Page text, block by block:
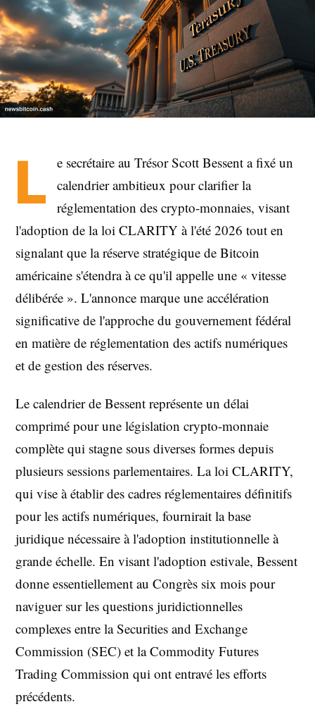
L
e secrétaire au Trésor Scott Bessent a fixé un
calendrier ambitieux pour clarifier la
réglementation des crypto-monnaies, visant
l'adoption de la loi CLARITY à l'été 2026 tout en
signalant que la réserve stratégique de Bitcoin
américaine s'étendra à ce qu'il appelle une « vitesse
délibérée ». L'annonce marque une accélération
significative de l'approche du gouvernement fédéral
en matière de réglementation des actifs numériques
et de gestion des réserves.
Le calendrier de Bessent représente un délai
comprimé pour une législation crypto-monnaie
complète qui stagne sous diverses formes depuis
plusieurs sessions parlementaires. La loi CLARITY,
qui vise à établir des cadres réglementaires définitifs
pour les actifs numériques, fournirait la base
juridique nécessaire à l'adoption institutionnelle à
grande échelle. En visant l'adoption estivale, Bessent
donne essentiellement au Congrès six mois pour
naviguer sur les questions juridictionnelles
complexes entre la Securities and Exchange
Commission (SEC) et la Commodity Futures
Trading Commission qui ont entravé les efforts
précédents.